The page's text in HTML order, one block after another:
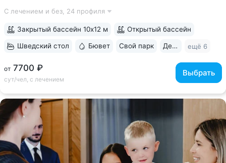
переходит в Курортный парк, к терренкурам № 3 и № 2Б •
С лечением и без, 24 профиля
от 7700 ₽
сут/чел, с лечением
Выбрать
Закрытый бассейн 10х12 м Открытый бассейн
Шведский стол Бювет Свой парк Дети с 2 лет ещё 6